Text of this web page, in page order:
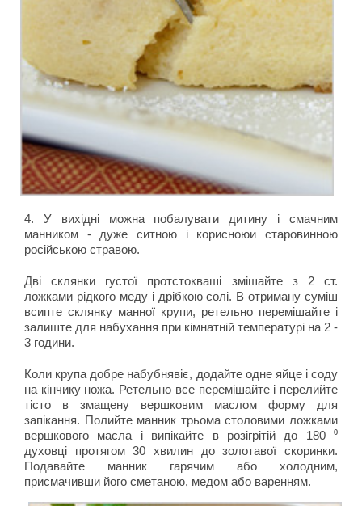
4. У вихідні можна побалувати дитину і смачним
манником - дуже ситною і корисноюи старовинною
російською стравою.
Дві склянки густої протстокваші змішайте з 2 ст.
ложками рідкого меду і дрібкою солі. В отриману суміш
всипте склянку манної крупи, ретельно перемішайте і
залиште для набухання при кімнатній температурі на 2 -
3 години.
Коли крупа добре набубнявіє, додайте одне яйце і соду
на кінчику ножа. Ретельно все перемішайте і перелийте
тісто в змащену вершковим маслом форму для
запікання. Полийте манник трьома столовими ложками
вершкового масла і випікайте в розігрітій до 180 ⁰
духовці протягом 30 хвилин до золотавої скоринки.
Подавайте манник гарячим або холодним,
присмачивши його сметаною, медом або варенням.